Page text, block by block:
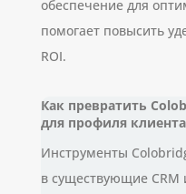
обеспечение для
помогает повысить
ROI.
Как превратить
для профиля клиента
Инструменты
в существующие CRM